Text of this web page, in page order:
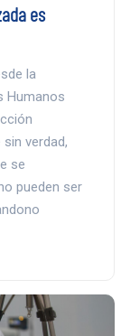
es
la
Humanos
verdad,
se
pueden ser